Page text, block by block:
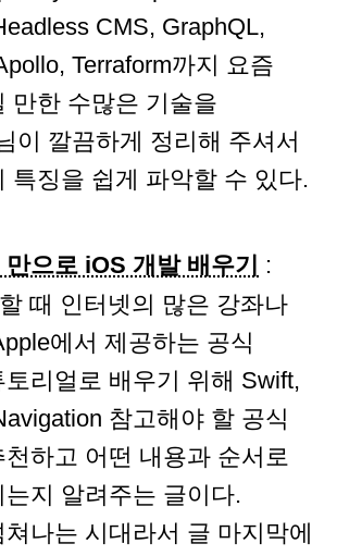
CMS, GraphQL,
Terraform까지 요즘
만한 수많은 기술을
이 깔끔하게 정리해 주셔서
특징을 쉽게 파악할 수 있다.
으로 iOS 개발 배우기
:
때 인터넷의 많은 강좌나
에서 제공하는 공식
토리얼로 배우기 위해 Swift,
참고해야 할 공식
천하고 어떤 내용과 순서로
는지 알려주는 글이다.
나는 시대라서 글 마지막에